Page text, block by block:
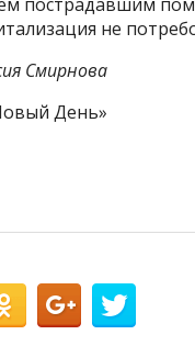
не
Смирнова
День»